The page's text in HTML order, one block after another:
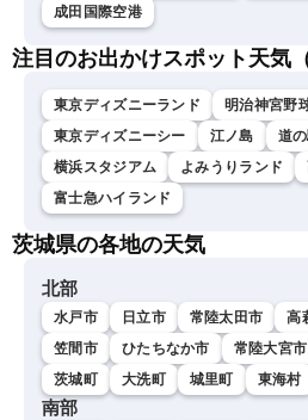
成田国際空港
注目のお出かけスポット天気
東京ディズニーランド 明治神宮野
東京ディズニーシー
江ノ島
道
横浜スタジアム
よみうりランド
富士急ハイランド
茨城県の各地の天気
北部
水戸市 日立市 常陸太田市 高
笠間市
ひたちなか市 常陸大宮市
茨城町
大洗町 城里町 東海村
南部